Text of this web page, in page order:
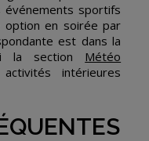
sportifs
option en soirée par
est dans la
la section Météo
intérieures